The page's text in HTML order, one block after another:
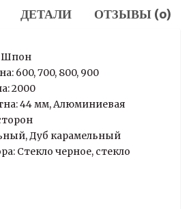
ДЕТАЛИ ОТЗЫВЫ (0)
Шпон
600, 700, 800, 900
2000
44 мм, Алюминиевая
Дуб карамельный
Стекло черное, стекло